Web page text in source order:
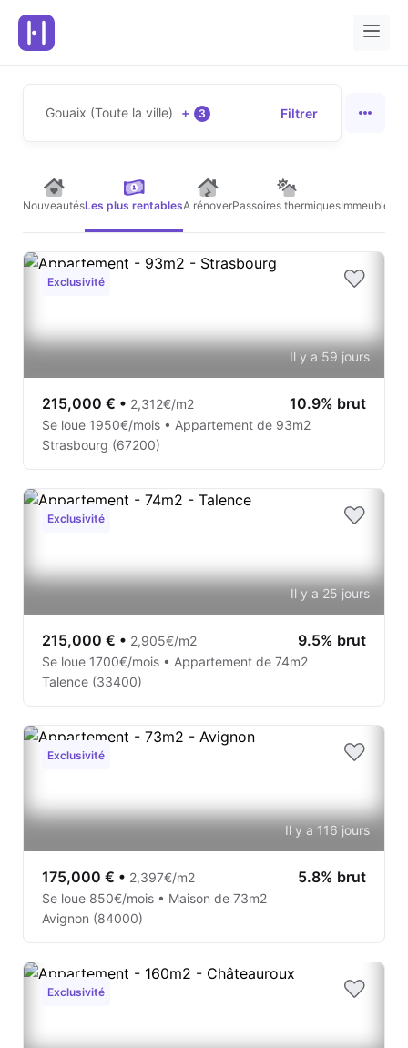
Gouaix (Toute la ville) + 3 Filtrer
NouveautésLes plus rentablesA rénoverPassoires thermiquesImmeubles
Exclusivité
Il y a 59 jours
215,000 € • 2,312€/m2 10.9% brut
Se loue 1950€/mois • Appartement de 93m2
Strasbourg (67200)
Exclusivité
Il y a 25 jours
215,000 € • 2,905€/m2 9.5% brut
Se loue 1700€/mois • Appartement de 74m2
Talence (33400)
Exclusivité
Il y a 116 jours
175,000 € • 2,397€/m2 5.8% brut
Se loue 850€/mois • Maison de 73m2
Avignon (84000)
Exclusivité